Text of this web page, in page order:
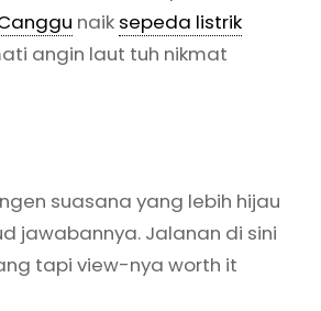
naik sepeda listrik
angin laut tuh nikmat
suasana yang lebih hijau
jawabannya. Jalanan di sini
tapi view-nya worth it